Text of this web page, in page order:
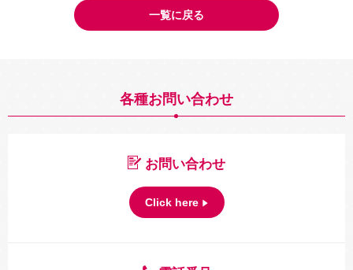
一覧に戻る
各種お問い合わせ
お問い合わせ
Click here